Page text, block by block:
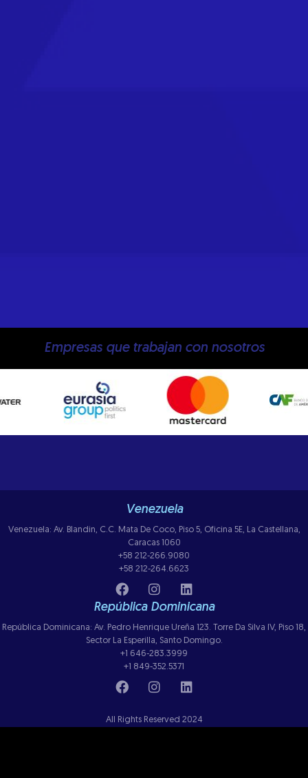
Empresas que trabajan con nosotros
Venezuela
Venezuela: Av. Blandin, C.C. Mata De Coco, Piso 5, Oficina 5E, La Castellana,
Caracas 1060
+58 212-266.9080
+58 212-264.6623
República Dominicana
República Dominicana: Av. Pedro Henrique Ureña 123. Torre Da Silva IV, Piso 18,
Sector La Esperilla, Santo Domingo.
+1 646-283.3999
+1 849-352.5371
All Rights Reserved 2024